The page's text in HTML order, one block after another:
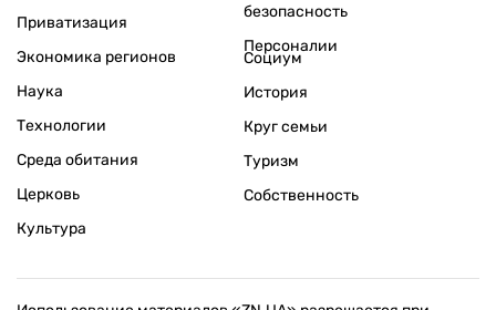
Приватизация
Экономика регионов
безопасность
Персоналии
Наука
Технологии
Среда обитания
Церковь
Культура
Социум
История
Круг семьи
Туризм
Собственность